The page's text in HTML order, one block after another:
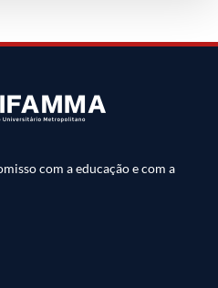
com a educação e com a